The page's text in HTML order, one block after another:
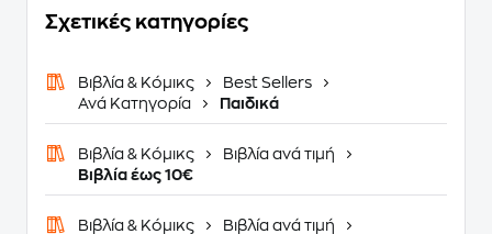
Σχετικές κατηγορίες
Βιβλία & Κόμικς
Best Sellers
Ανά Κατηγορία
Παιδικά
Βιβλία & Κόμικς
Βιβλία ανά τιμή
Βιβλία έως 10€
Βιβλία & Κόμικς
Βιβλία ανά τιμή